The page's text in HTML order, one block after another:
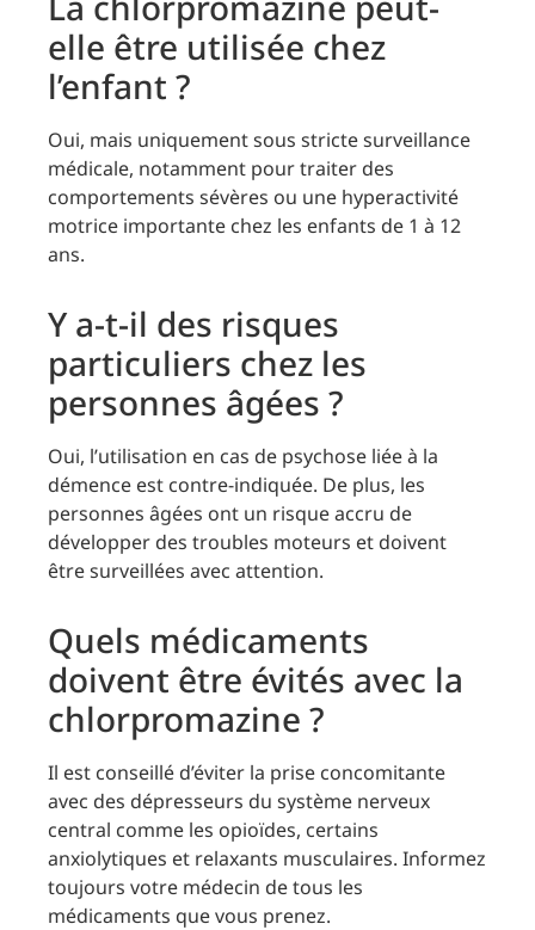
elle être utilisée chez
l’enfant ?
Oui, mais uniquement sous stricte surveillance
médicale, notamment pour traiter des
comportements sévères ou une hyperactivité
motrice importante chez les enfants de 1 à 12
ans.
Y a-t-il des risques
particuliers chez les
personnes âgées ?
Oui, l’utilisation en cas de psychose liée à la
démence est contre-indiquée. De plus, les
personnes âgées ont un risque accru de
développer des troubles moteurs et doivent
être surveillées avec attention.
Quels médicaments
doivent être évités avec la
chlorpromazine ?
Il est conseillé d’éviter la prise concomitante
avec des dépresseurs du système nerveux
central comme les opioïdes, certains
anxiolytiques et relaxants musculaires. Informez
toujours votre médecin de tous les
médicaments que vous prenez.